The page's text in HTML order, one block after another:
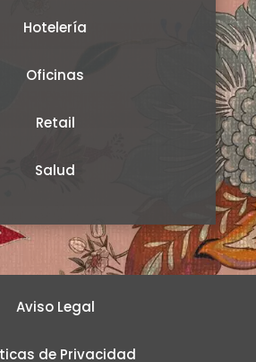
Hotelería
Oficinas
Retail
Salud
Aviso Legal
de Privacidad